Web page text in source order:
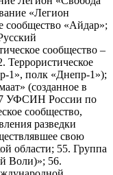
«Легион
сообщество «Айдар»;
сообщество –
Террористическое
1», полк «Днепр-1»);
(созданное в
УФСИН России по
сообщество,
разведки
свою
области; 55. Группа
Воли)»; 56.